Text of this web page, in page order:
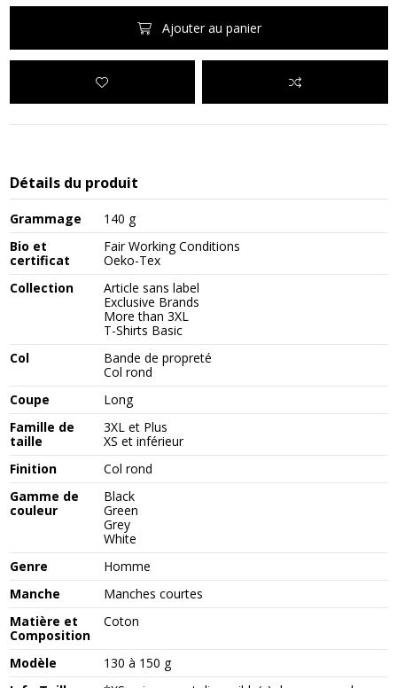
Ajouter au panier
Détails du produit
Grammage
140 g
Bio et
certificat
Fair Working Conditions
Oeko-Tex
Collection
Article sans label
Exclusive Brands
More than 3XL
T-Shirts Basic
Col
Bande de propreté
Col rond
Coupe
Long
Famille de
taille
3XL et Plus
XS et inférieur
Finition
Col rond
Gamme de
couleur
Black
Green
Grey
White
Genre
Homme
Manche
Manches courtes
Matière et
Composition
Coton
Modèle
130 à 150 g